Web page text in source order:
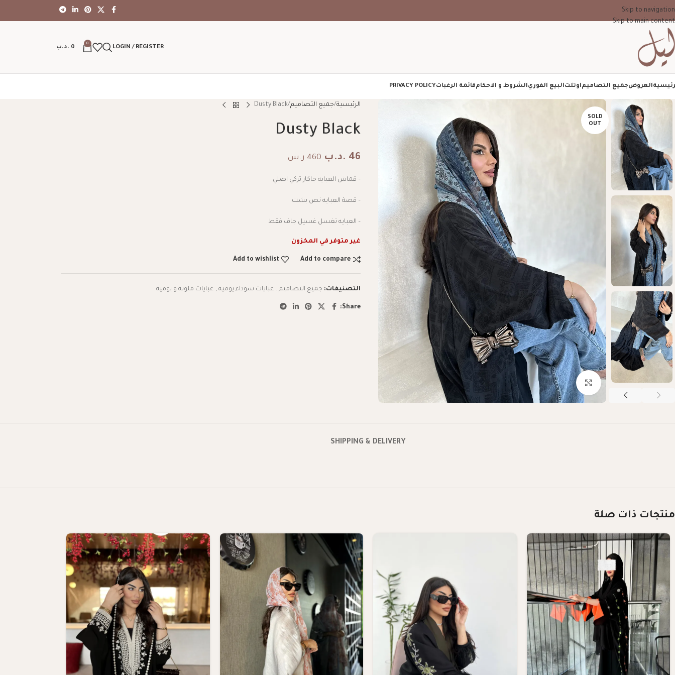
Skip to navigation
Skip to main content
LOGIN / REGISTER
0
0 .د.ب
العروضجميع التصاميماوتلتالبيع الفوريالشروط و الاحكامقائمة الرغباتPRIVACY POLICY
SOLD
OUT
Click to enlarge
الرئيسية جميع التصاميم Dusty Black
Dusty Black
46 .د.ب 460 ر.س
– قماش العبايه جاكار تركي اصلي
– قصة العبايه نص بشت
– العبايه تغسل غسيل جاف فقط
غير متوفر في المخزون
Add to compare
Add to wishlist
التصنيفات: جميع التصاميم , عبايات سوداء يوميه , عبايات ملونه و يوميه
Share:
SHIPPING & DELIVERY
منتجات ذات صلة